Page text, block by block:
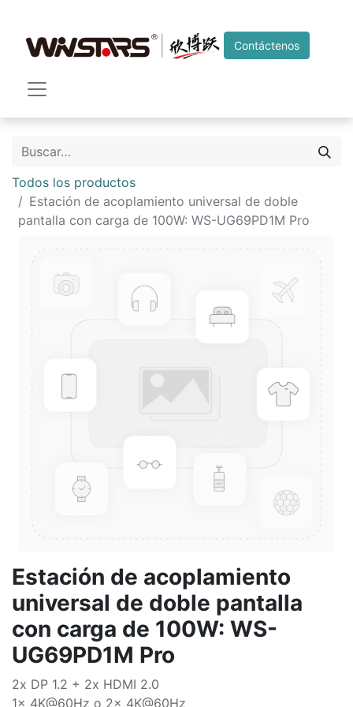
Contáctenos
Todos los productos
Estación de acoplamiento universal de doble
pantalla con carga de 100W: WS-UG69PD1M Pro
Estación de acoplamiento
universal de doble pantalla
con carga de 100W: WS-
UG69PD1M Pro
2x DP 1.2 + 2x HDMI 2.0
1x 4K@60Hz o 2x 4K@60Hz